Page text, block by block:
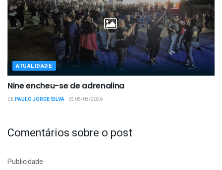
ATUALIDADE
Nine encheu-se de adrenalina
DEPAULO JORGE SILVA 05/08/2026
Comentários sobre o post
Publicidade